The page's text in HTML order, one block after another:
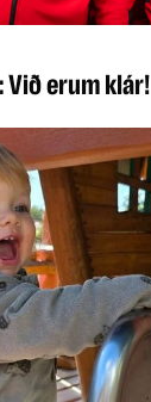
Við erum klár!